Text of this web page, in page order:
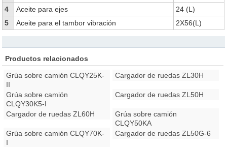
4
Aceite para ejes
24 (L)
5
Aceite para el tambor vibración 2X56(L)
Productos relacionados
Grúa sobre camión CLQY25K-
II
Cargador de ruedas ZL30H
Grúa sobre camión
CLQY30K5-I
Cargador de ruedas ZL50H
Cargador de ruedas ZL60H
Grúa sobre camión
CLQY50KA
Grúa sobre camión CLQY70K-
I
Cargador de ruedas ZL50G-6